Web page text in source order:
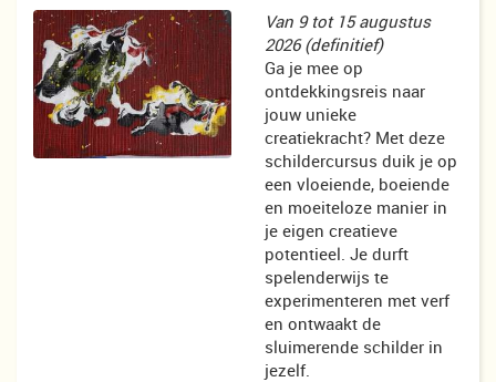
Van 9 tot 15 augustus
2026(definitief)
Ga je mee op
ontdekkingsreis naar
jouw unieke
creatiekracht? Met deze
schildercursus duik je op
een vloeiende, boeiende
en moeiteloze manier in
je eigen creatieve
potentieel. Je durft
spelenderwijs te
experimenteren met verf
en ontwaakt de
sluimerende schilder in
jezelf.